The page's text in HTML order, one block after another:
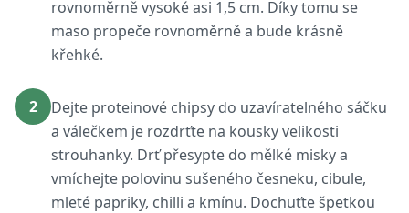
rovnoměrně vysoké asi 1,5 cm. Díky tomu se
maso propeče rovnoměrně a bude krásně
křehké.
2
Dejte proteinové chipsy do uzavíratelného sáčku
a válečkem je rozdrťte na kousky velikosti
strouhanky. Drť přesypte do mělké misky a
vmíchejte polovinu sušeného česneku, cibule,
mleté papriky, chilli a kmínu. Dochuťte špetkou